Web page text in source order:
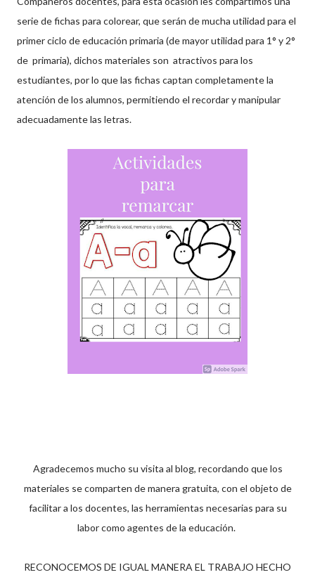
serie de fichas para colorear, que serán de mucha utilidad para el
primer ciclo de educación primaria (de mayor utilidad para 1° y 2°
de primaria), dichos materiales son atractivos para los
estudiantes, por lo que las fichas captan completamente la
atención de los alumnos, permitiendo el recordar y manipular
adecuadamente las letras.
Agradecemos mucho su visita al blog, recordando que los
materiales se comparten de manera gratuita, con el objeto de
facilitar a los docentes, las herramientas necesarias para su
labor como agentes de la educación.
RECONOCEMOS DE IGUAL MANERA EL TRABAJO HECHO